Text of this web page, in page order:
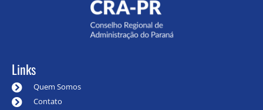
Links
Quem Somos
Contato